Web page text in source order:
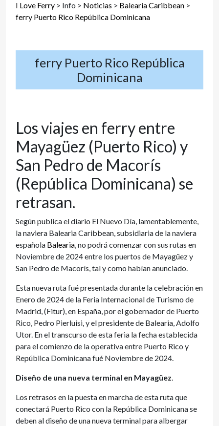
I Love Ferry > Info > Noticias > Balearia Caribbean >
ferry Puerto Rico República Dominicana
ferry Puerto Rico República
Dominicana
Los viajes en ferry entre
Mayagüez (Puerto Rico) y
San Pedro de Macorís
(República Dominicana) se
retrasan.
Según publica el diario El Nuevo Día, lamentablemente,
la naviera Balearia Caribbean, subsidiaria de la naviera
española Balearia, no podrá comenzar con sus rutas en
Noviembre de 2024 entre los puertos de Mayagüez y
San Pedro de Macorís, tal y como habían anunciado.
Esta nueva ruta fué presentada durante la celebración en
Enero de 2024 de la Feria Internacional de Turismo de
Madrid, (Fitur), en España, por el gobernador de Puerto
Rico, Pedro Pierluisi, y el presidente de Balearia, Adolfo
Utor. En el transcurso de esta feria la fecha establecida
para el comienzo de la operativa entre Puerto Rico y
República Dominicana fué Noviembre de 2024.
Diseño de una nueva terminal en Mayagüez.
Los retrasos en la puesta en marcha de esta ruta que
conectará Puerto Rico con la República Dominicana se
deben al diseño de una nueva terminal para albergar